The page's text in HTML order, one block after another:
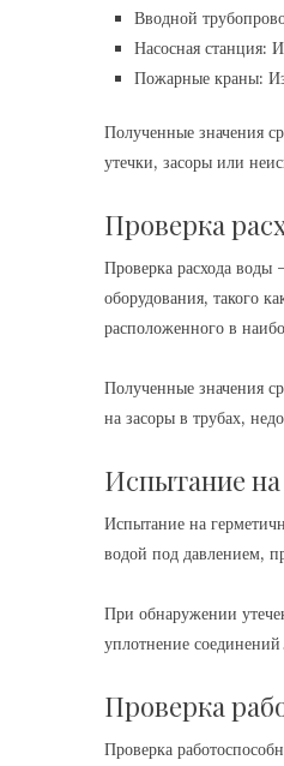
Вводной
Насосная станция:
Пожарные краны:
Полученные значения
утечки, засоры или
Проверка
Проверка расхода
оборудования, такого
расположенного в
Полученные значения
на засоры в трубах,
Испытание
Испытание на
водой под давлением,
При обнаружении
уплотнение
Проверка
Проверка